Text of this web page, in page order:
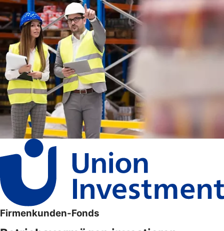
Firmenkunden-Fonds